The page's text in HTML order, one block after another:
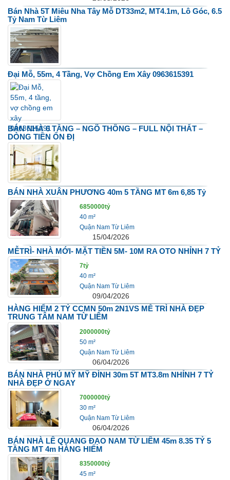
Bán Nhà 5T Miêu Nha Tây Mỗ DT33m2, MT4.1m, Lô Góc, 6.5
Tỷ Nam Từ Liêm
Đại Mỗ, 55m, 4 Tầng, Vợ Chồng Em Xây 0963615391
BÁN NHÀ 6 TẦNG – NGÕ THÔNG – FULL NỘI THẤT –
DÒNG TIỀN ỔN ĐỊ
BÁN NHÀ XUÂN PHƯƠNG 40m 5 TẦNG MT 6m 6,85 Tỷ
6850000tỷ
40 m²
Quận Nam Từ Liêm
15/04/2026
MỄTRÌ- NHÀ MỚI- MẶT TIỀN 5M- 10M RA OTO NHỈNH 7 TỶ
7tỷ
40 m²
Quận Nam Từ Liêm
09/04/2026
HÀNG HIỂM 2 TỶ CCMN 50m 2N1VS MỄ TRÌ NHÀ ĐẸP
TRUNG TÂM NAM TỪ LIÊM
2000000tỷ
50 m²
Quận Nam Từ Liêm
06/04/2026
BÁN NHÀ PHÚ MỸ MỸ ĐÌNH 30m 5T MT3.8m NHỈNH 7 TỶ
NHÀ ĐẸP Ở NGAY
7000000tỷ
30 m²
Quận Nam Từ Liêm
06/04/2026
BÁN NHÀ LÊ QUANG ĐẠO NAM TỪ LIÊM 45m 8.35 TỶ 5
TẦNG MT 4m HÀNG HIẾM
8350000tỷ
45 m²